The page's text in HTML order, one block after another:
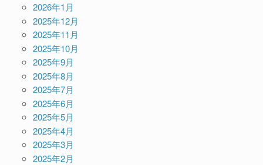
2026年1月
2025年12月
2025年11月
2025年10月
2025年9月
2025年8月
2025年7月
2025年6月
2025年5月
2025年4月
2025年3月
2025年2月